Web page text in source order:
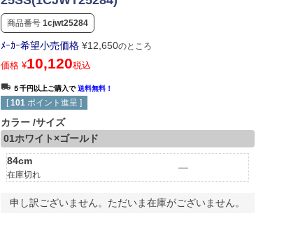
商品番号 1cjwt25284
ﾒｰｶｰ希望小売価格 ¥12,650のところ
価格 ¥10,120税込
５千円以上ご購入で送料無料！
[ 101 ポイント進呈 ]
カラー サイズ
01ホワイト×ゴールド
84cm
在庫切れ
—
申し訳ございません。ただいま在庫がございません。